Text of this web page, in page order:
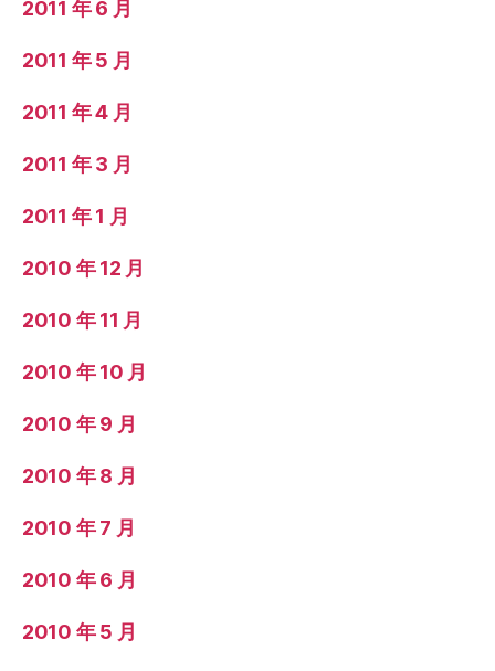
2011 年 6 月
2011 年 5 月
2011 年 4 月
2011 年 3 月
2011 年 1 月
2010 年 12 月
2010 年 11 月
2010 年 10 月
2010 年 9 月
2010 年 8 月
2010 年 7 月
2010 年 6 月
2010 年 5 月